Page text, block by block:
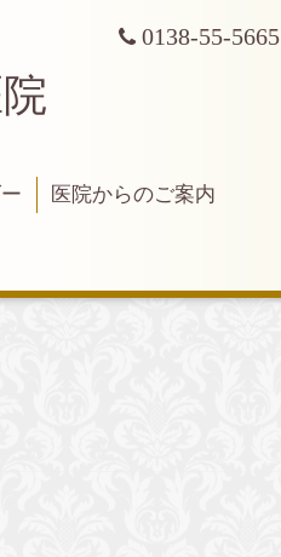
0138-55-5665
院
医院からのご案内